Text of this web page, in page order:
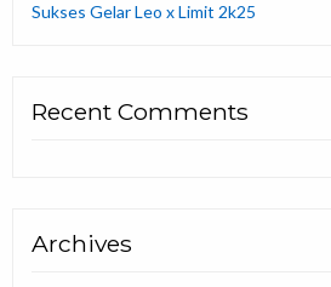
Sukses Gelar Leo x Limit 2k25
Recent Comments
Archives